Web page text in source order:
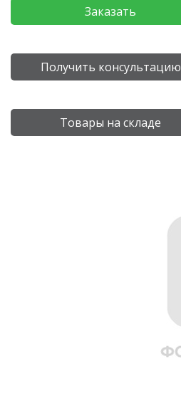
Заказать
Получить консультацию
Товары на складе